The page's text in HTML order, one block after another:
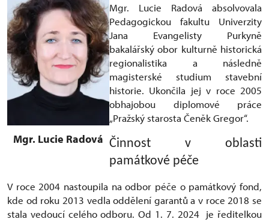
Mgr. Lucie Radová
Mgr. Lucie Radová absolvovala
Pedagogickou fakultu Univerzity
Jana Evangelisty Purkyně
bakalářský obor kulturně historická
regionalistika a následně
magisterské studium stavební
historie. Ukončila jej v roce 2005
obhajobou diplomové práce
„Pražský starosta Čeněk Gregor“.
Činnost v oblasti
památkové péče
V roce 2004 nastoupila na odbor péče o památkový fond,
kde od roku 2013 vedla oddělení garantů a v roce 2018 se
stala vedoucí celého odboru. Od 1. 7. 2024 je ředitelkou